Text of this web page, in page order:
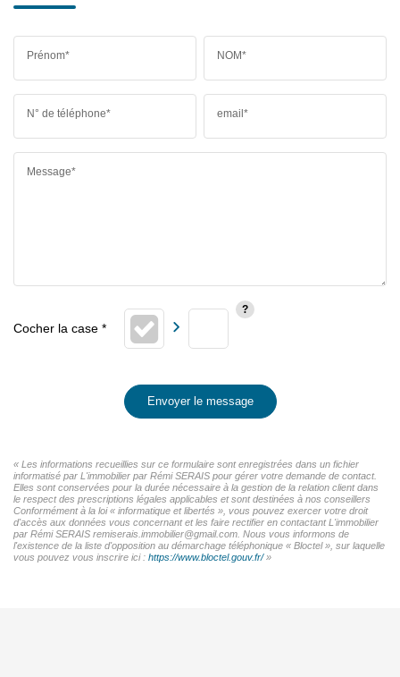
Prénom* NOM*
N° de téléphone* email*
Message*
Envoyer le message
« Les informations recueillies sur ce formulaire sont enregistrées dans un fichier
informatisé par L'immobilier par Rémi SERAIS pour gérer votre demande de contact.
Elles sont conservées pour la durée nécessaire à la gestion de la relation client dans
le respect des prescriptions légales applicables et sont destinées à nos conseillers
Conformément à la loi « informatique et libertés », vous pouvez exercer votre droit
d'accès aux données vous concernant et les faire rectifier en contactant L'immobilier
par Rémi SERAIS remiserais.immobilier@gmail.com. Nous vous informons de
l'existence de la liste d'opposition au démarchage téléphonique « Bloctel », sur laquelle
vous pouvez vous inscrire ici : https://www.bloctel.gouv.fr/»